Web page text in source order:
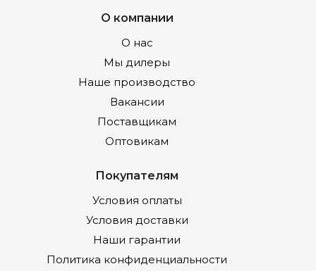
О компании
О нас
Мы дилеры
Наше производство
Вакансии
Поставщикам
Оптовикам
Покупателям
Условия оплаты
Условия доставки
Наши гарантии
Политика конфиденциальности